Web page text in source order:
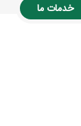
خدمات ما